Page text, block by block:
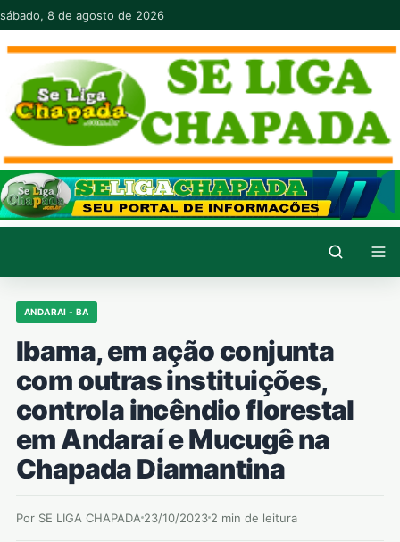
Pular para o conteúdo
sábado, 8 de agosto de 2026
ANDARAI - BA
Ibama, em ação conjunta
com outras instituições,
controla incêndio florestal
em Andaraí e Mucugê na
Chapada Diamantina
Por SE LIGA CHAPADA 23/10/2023 2 min de leitura